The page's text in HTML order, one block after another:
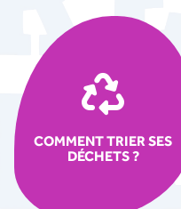
COMMENT TRIER SES
DÉCHETS ?